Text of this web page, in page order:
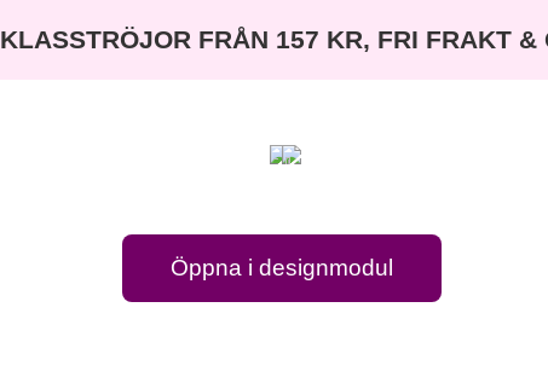
KLASSTRÖJOR FRÅN 157 KR, FRI FRAKT &
Öppna i designmodul